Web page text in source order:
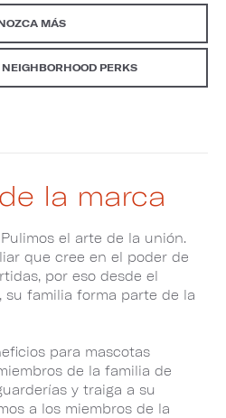
MÁS
PERKS
la marca
el arte de la unión.
que cree en el poder de
por eso desde el
su familia forma parte de la
para mascotas
de la familia de
y traiga a su
a los miembros de la